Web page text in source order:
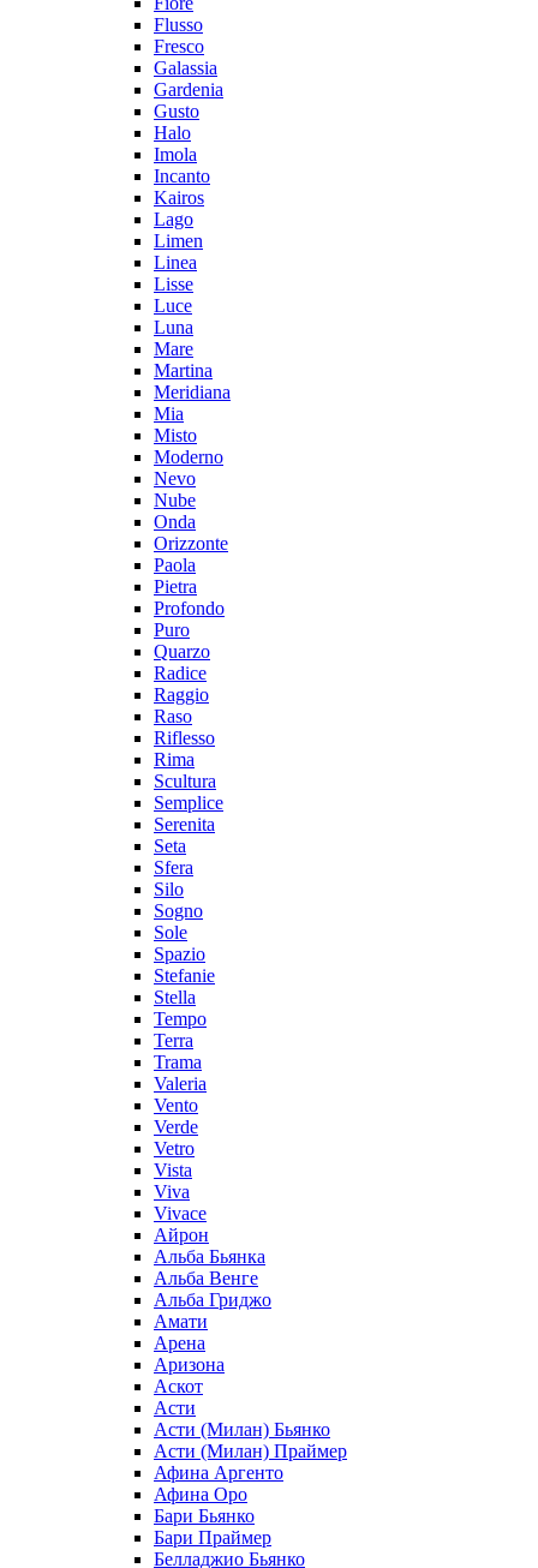
Flusso
Fresco
Galassia
Gardenia
Gusto
Halo
Imola
Incanto
Kairos
Lago
Limen
Linea
Lisse
Luce
Luna
Mare
Martina
Meridiana
Mia
Misto
Moderno
Nevo
Nube
Onda
Orizzonte
Paola
Pietra
Profondo
Puro
Quarzo
Radice
Raggio
Raso
Riflesso
Rima
Scultura
Semplice
Serenita
Seta
Sfera
Silo
Sogno
Sole
Spazio
Stefanie
Stella
Tempo
Terra
Trama
Valeria
Vento
Verde
Vetro
Vista
Viva
Vivace
Айрон
Альба Бьянка
Альба Венге
Альба Гриджо
Амати
Арена
Аризона
Аскот
Асти
Асти (Милан) Бьянко
Асти (Милан) Праймер
Афина Аргенто
Афина Оро
Бари Бьянко
Бари Праймер
Белладжио Бьянко